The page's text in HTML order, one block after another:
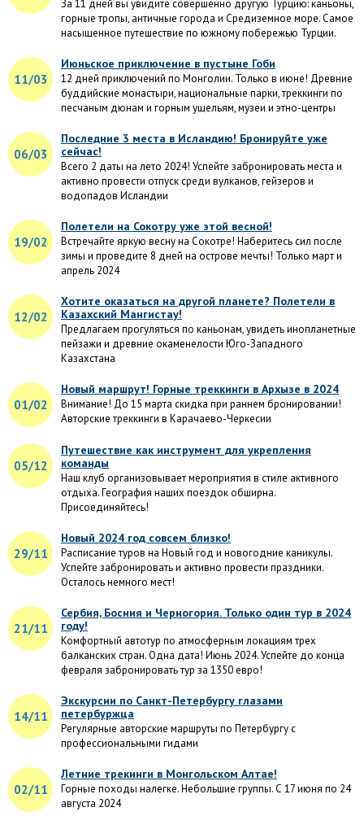
За 11 дней вы увидите совершенно другую Турцию: каньоны,
горные тропы, античные города и Средиземное море. Самое
насыщенное путешествие по южному побережью Турции.
11/03
Июньское приключение в пустыне Гоби
12 дней приключений по Монголии. Только в июне! Древние
буддийские монастыри, национальные парки, треккинги по
песчаным дюнам и горным ущельям, музеи и этно-центры
06/03
Последние 3 места в Исландию! Бронируйте уже
сейчас!
Всего 2 даты на лето 2024! Успейте забронировать места и
активно провести отпуск среди вулканов, гейзеров и
водопадов Исландии
19/02
Полетели на Сокотру уже этой весной!
Встречайте яркую весну на Сокотре! Наберитесь сил после
зимы и проведите 8 дней на острове мечты! Только март и
апрель 2024
12/02
Хотите оказаться на другой планете? Полетели в
Казахский Мангистау!
Предлагаем прогуляться по каньонам, увидеть инопланетные
пейзажи и древние окаменелости Юго-Западного
Казахстана
01/02
Новый маршрут! Горные треккинги в Архызе в 2024
Внимание! До 15 марта скидка при раннем бронировании!
Авторские треккинги в Карачаево-Черкесии
05/12
Путешествие как инструмент для укрепления
команды
Наш клуб организовывает мероприятия в стиле активного
отдыха. География наших поездок обширна.
Присоединяйтесь!
29/11
Новый 2024 год совсем близко!
Расписание туров на Новый год и новогодние каникулы.
Успейте забронировать и активно провести праздники.
Осталось немного мест!
21/11
Сербия, Босния и Черногория. Только один тур в 2024
году!
Комфортный автотур по атмосферным локациям трех
балканских стран. Одна дата! Июнь 2024. Успейте до конца
февраля забронировать тур за 1350 евро!
14/11
Экскурсии по Санкт-Петербургу глазами
петербуржца
Регулярные авторские маршруты по Петербургу с
профессиональными гидами
02/11
Летние трекинги в Монгольском Алтае!
Горные походы налегке. Небольшие группы. С 17 июня по 24
августа 2024